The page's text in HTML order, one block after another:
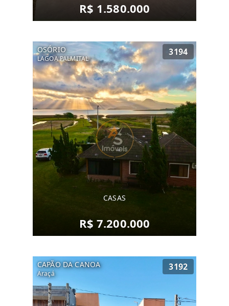
R$ 1.580.000
OSÓRIO
LAGOA PALMITAL
3194
CASAS
R$ 7.200.000
CAPÃO DA CANOA
Araçá
3192